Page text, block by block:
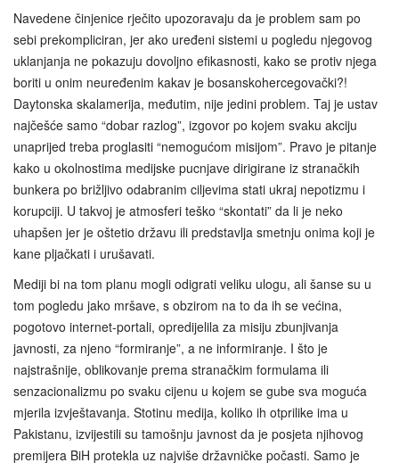
Navedene činjenice rječito upozoravaju da je problem sam po
sebi prekompliciran, jer ako uređeni sistemi u pogledu njegovog
uklanjanja ne pokazuju dovoljno efikasnosti, kako se protiv njega
boriti u onim neuređenim kakav je bosanskohercegovački?!
Daytonska skalamerija, međutim, nije jedini problem. Taj je ustav
najčešće samo “dobar razlog”, izgovor po kojem svaku akciju
unaprijed treba proglasiti “nemogućom misijom”. Pravo je pitanje
kako u okolnostima medijske pucnjave dirigirane iz stranačkih
bunkera po brižljivo odabranim ciljevima stati ukraj nepotizmu i
korupciji. U takvoj je atmosferi teško “skontati” da li je neko
uhapšen jer je oštetio državu ili predstavlja smetnju onima koji je
kane pljačkati i urušavati.
Mediji bi na tom planu mogli odigrati veliku ulogu, ali šanse su u
tom pogledu jako mršave, s obzirom na to da ih se većina,
pogotovo internet-portali, opredijelila za misiju zbunjivanja
javnosti, za njeno “formiranje”, a ne informiranje. I što je
najstrašnije, oblikovanje prema stranačkim formulama ili
senzacionalizmu po svaku cijenu u kojem se gube sva moguća
mjerila izvještavanja. Stotinu medija, koliko ih otprilike ima u
Pakistanu, izvijestili su tamošnju javnost da je posjeta njihovog
premijera BiH protekla uz najviše državničke počasti. Samo je